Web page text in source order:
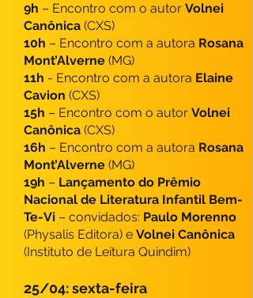
9h – Encontro com o autor Volnei
Canônica (CXS)
10h – Encontro com a autora Rosana
Mont’Alverne (MG)
11h - Encontro com a autora Elaine
Cavion (CXS)
15h – Encontro com o autor Volnei
Canônica (CXS)
16h – Encontro com a autora Rosana
Mont’Alverne (MG)
19h – Lançamento do Prêmio
Nacional de Literatura Infantil Bem-
Te-Vi – convidados: Paulo Morenno
(Physalis Editora) e Volnei Canônica
(Instituto de Leitura Quindim)
25/04: sexta-feira